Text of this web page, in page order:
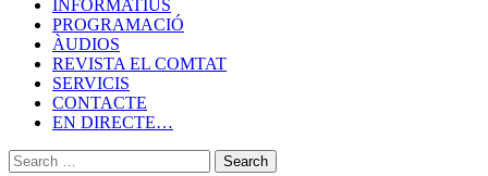
INFORMATIUS
PROGRAMACIÓ
ÀUDIOS
REVISTA EL COMTAT
SERVICIS
CONTACTE
EN DIRECTE…